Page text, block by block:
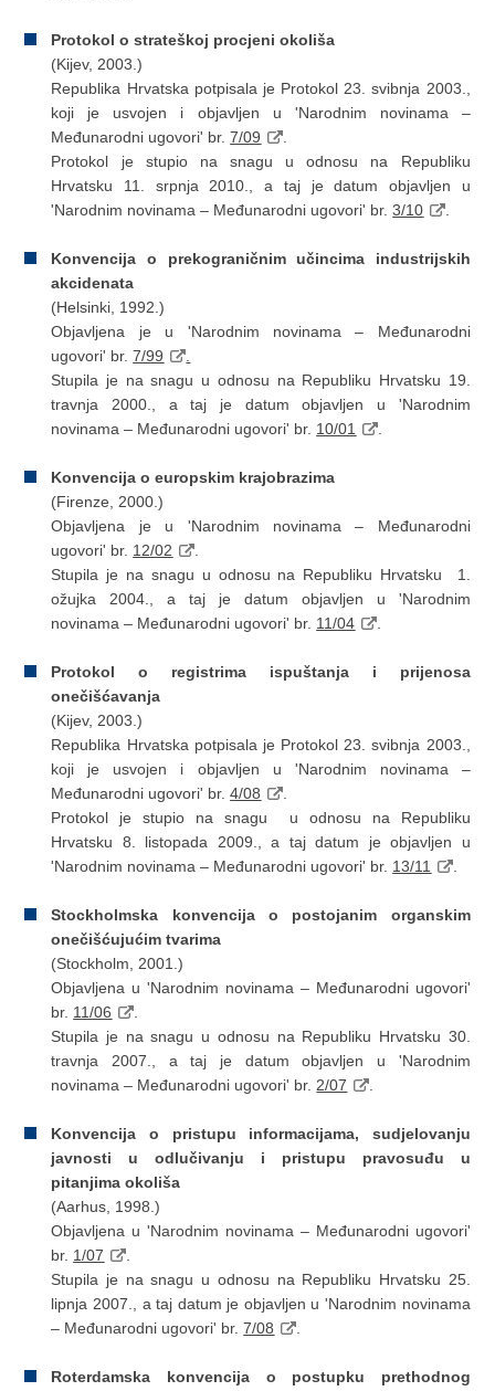
Protokol o strateškoj procjeni okoliša
(Kijev, 2003.)
Republika Hrvatska potpisala je Protokol 23. svibnja 2003.,
koji je usvojen i objavljen u 'Narodnim novinama –
Međunarodni ugovori' br.7/09
Protokol je stupio na snagu u odnosu na Republiku
Hrvatsku 11. srpnja 2010., a taj je datum objavljen u
'Narodnim novinama – Međunarodni ugovori' br.3/10
Konvencija o prekograničnim učincima industrijskih
akcidenata
(Helsinki, 1992.)
Objavljena je u 'Narodnim novinama – Međunarodni
ugovori' br.7/99
Stupila je na snagu u odnosu na Republiku Hrvatsku 19.
travnja 2000., a taj je datum objavljen u 'Narodnim
novinama – Međunarodni ugovori' br. 10/01
Konvencija o europskim krajobrazima
(Firenze, 2000.)
Objavljena je u 'Narodnim novinama – Međunarodni
ugovori' br. 12/02
Stupila je na snagu u odnosu na Republiku Hrvatsku 1.
ožujka 2004., a taj je datum objavljen u 'Narodnim
novinama – Međunarodni ugovori' br. 11/04
Protokol o registrima ispuštanja i prijenosa
onečišćavanja
(Kijev, 2003.)
Republika Hrvatska potpisala je Protokol 23. svibnja 2003.,
koji je usvojen i objavljen u 'Narodnim novinama –
Međunarodni ugovori' br.4/08
Protokol je stupio na snagu u odnosu na Republiku
Hrvatsku 8. listopada 2009., a taj datum je objavljen u
'Narodnim novinama – Međunarodni ugovori' br. 13/11
Stockholmska konvencija o postojanim organskim
onečišćujućim tvarima
(Stockholm, 2001.)
Objavljena u 'Narodnim novinama – Međunarodni ugovori'
br. 11/06
Stupila je na snagu u odnosu na Republiku Hrvatsku 30.
travnja 2007., a taj je datum objavljen u 'Narodnim
novinama – Međunarodni ugovori' br. 2/07
Konvencija o pristupu informacijama, sudjelovanju
javnosti u odlučivanju i pristupu pravosuđu u
pitanjima okoliša
(Aarhus, 1998.)
Objavljena u 'Narodnim novinama – Međunarodni ugovori'
br. 1/07
Stupila je na snagu u odnosu na Republiku Hrvatsku 25.
lipnja 2007., a taj datum je objavljen u 'Narodnim novinama
– Međunarodni ugovori' br.7/08
Roterdamska konvencija o postupku prethodnog